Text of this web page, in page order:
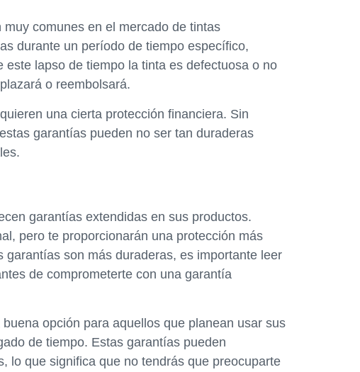
comunes en el mercado de tintas
durante un período de tiempo específico,
lapso de tiempo la tinta es defectuosa o no
o reembolsará.
una cierta protección financiera. Sin
garantías pueden no ser tan duraderas
garantías extendidas en sus productos.
pero te proporcionarán una protección más
son más duraderas, es importante leer
de comprometerte con una garantía
opción para aquellos que planean usar sus
de tiempo. Estas garantías pueden
lo que significa que no tendrás que preocuparte